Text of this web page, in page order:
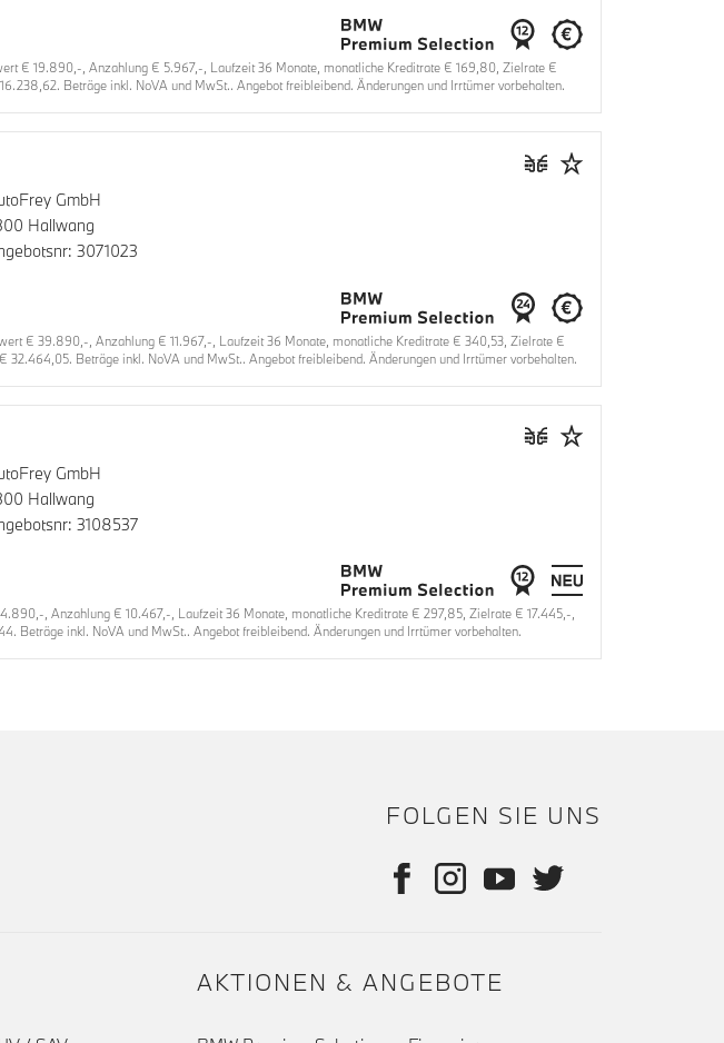
€ 19.890,-, Anzahlung € 5.967,-, Laufzeit 36 Monate, monatliche Kreditrate € 169,80, Zielrate €
Beträge inkl. NoVA und MwSt.. Angebot freibleibend. Änderungen und Irrtümer vorbehalten.
GmbH
Hallwang
3071023
€ 39.890,-, Anzahlung € 11.967,-, Laufzeit 36 Monate, monatliche Kreditrate € 340,53, Zielrate €
Beträge inkl. NoVA und MwSt.. Angebot freibleibend. Änderungen und Irrtümer vorbehalten.
GmbH
Hallwang
3108537
, Anzahlung € 10.467,-, Laufzeit 36 Monate, monatliche Kreditrate € 297,85, Zielrate € 17.445,-,
inkl. NoVA und MwSt.. Angebot freibleibend. Änderungen und Irrtümer vorbehalten.
FOLGEN SIE UNS
AKTIONEN & ANGEBOTE